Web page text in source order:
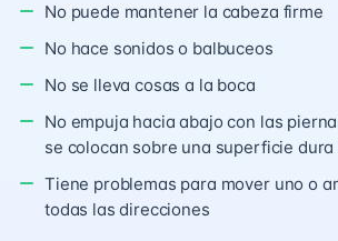
No puede mantener la cabeza firme
No hace sonidos o balbuceos
No se lleva cosas a la boca
No empuja hacia abajo con las
se colocan sobre una superficie dura
Tiene problemas para mover uno o
todas las direcciones